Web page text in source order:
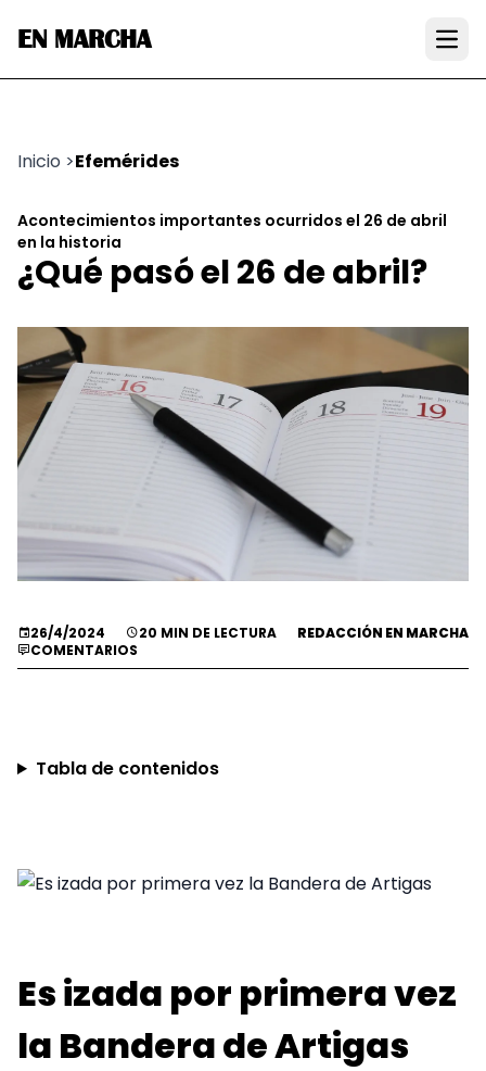
EN MARCHA
Inicio >Efemérides
Acontecimientos importantes ocurridos el 26 de abril
en la historia
¿Qué pasó el 26 de abril?
26/4/2024 20 MIN DE LECTURA
REDACCIÓN EN MARCHA
COMENTARIOS
Tabla de contenidos
Es izada por primera vez
la Bandera de Artigas